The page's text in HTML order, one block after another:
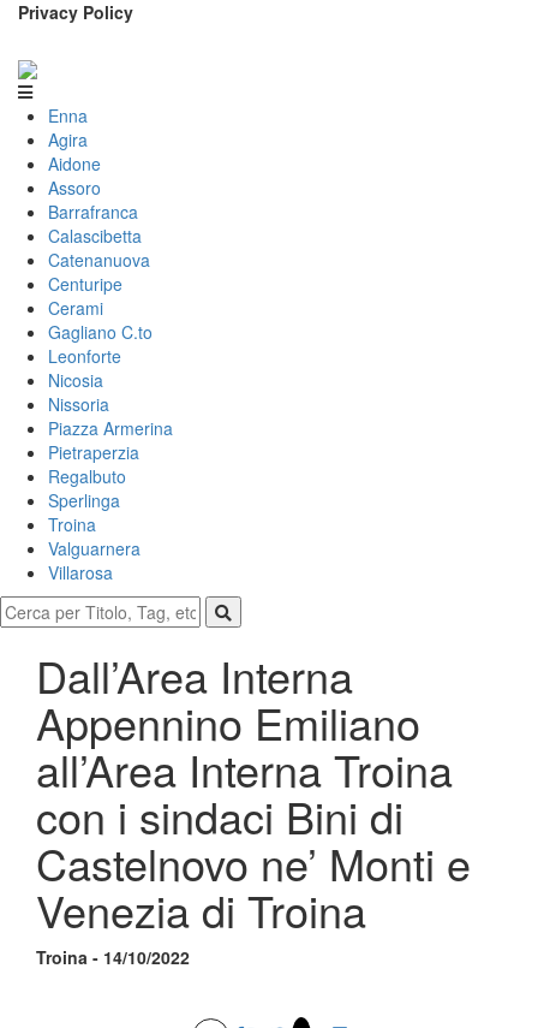
Privacy Policy
Enna
Agira
Aidone
Assoro
Barrafranca
Calascibetta
Catenanuova
Centuripe
Cerami
Gagliano C.to
Leonforte
Nicosia
Nissoria
Piazza Armerina
Pietraperzia
Regalbuto
Sperlinga
Troina
Valguarnera
Villarosa
Dall’Area Interna
Appennino Emiliano
all’Area Interna Troina
con i sindaci Bini di
Castelnovo ne’ Monti e
Venezia di Troina
Troina - 14/10/2022